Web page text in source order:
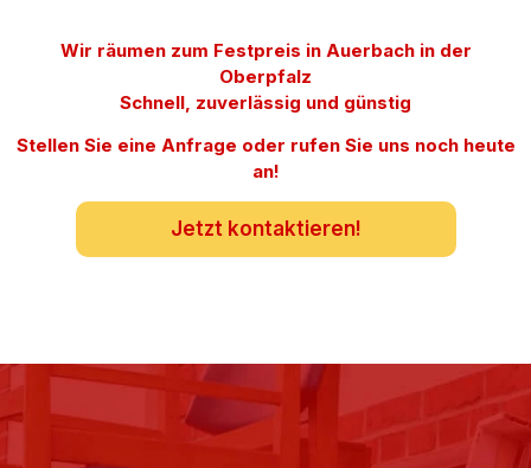
Wir räumen zum Festpreis in Auerbach in der
Oberpfalz
Schnell, zuverlässig und günstig
Stellen Sie eine Anfrage oder rufen Sie uns noch heute
an!
Jetzt kontaktieren!